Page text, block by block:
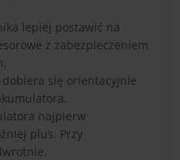
lepiej postawić na
z zabezpieczeniem
dobiera się orientacyjnie
najpierw
plus. Przy